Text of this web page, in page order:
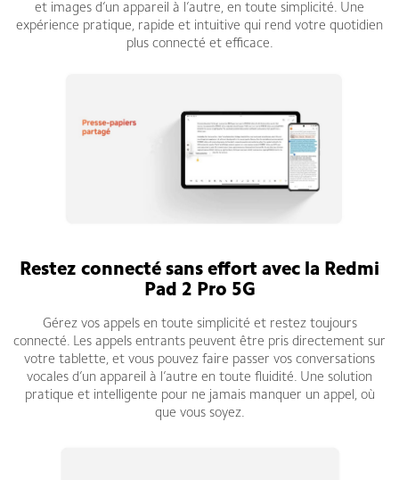
et images d’un appareil à l’autre, en toute simplicité. Une
expérience pratique, rapide et intuitive qui rend votre quotidien
plus connecté et efficace.
Restez connecté sans effort avec la Redmi
Pad 2 Pro 5G
Gérez vos appels en toute simplicité et restez toujours
connecté. Les appels entrants peuvent être pris directement sur
votre tablette, et vous pouvez faire passer vos conversations
vocales d’un appareil à l’autre en toute fluidité. Une solution
pratique et intelligente pour ne jamais manquer un appel, où
que vous soyez.